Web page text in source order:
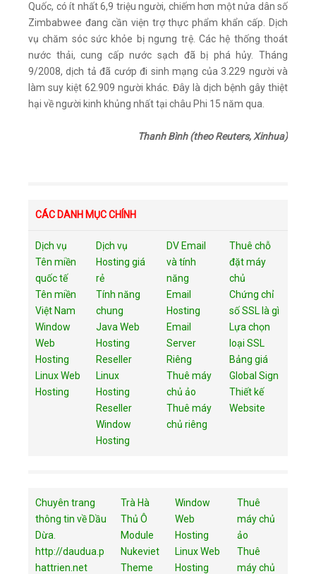
Quốc, có ít nhất 6,9 triệu người, chiếm hơn một nửa dân số
Zimbabwee đang cần viện trợ thực phẩm khẩn cấp. Dịch
vụ chăm sóc sức khỏe bị ngưng trệ. Các hệ thống thoát
nước thải, cung cấp nước sạch đã bị phá hủy. Tháng
9/2008, dịch tả đã cướp đi sinh mạng của 3.229 người và
làm suy kiệt 62.909 người khác. Đây là dịch bệnh gây thiệt
hại về người kinh khủng nhất tại châu Phi 15 năm qua.
Thanh Bình (theo Reuters, Xinhua)
CÁC DANH MỤC CHÍNH
Dịch vụ
Tên miền
quốc tế
Tên miền
Việt Nam
Window
Web
Hosting
Linux Web
Hosting
Dịch vụ
Hosting giá
rẻ
Tính năng
chung
Java Web
Hosting
Reseller
Linux
Hosting
Reseller
Window
Hosting
DV Email
và tính
năng
Email
Hosting
Email
Server
Riêng
Thuê máy
chủ ảo
Thuê máy
chủ riêng
Thuê chỗ
đặt máy
chủ
Chứng chỉ
số SSL là gì
Lựa chọn
loại SSL
Bảng giá
Global Sign
Thiết kế
Website
Chuyên trang
thông tin về Dầu
Dừa.
http://daudua.p
hattrien.net
Trà Hà
Thủ Ô
Module
Nukeviet
Theme
Window
Web
Hosting
Linux Web
Hosting
Thuê
máy chủ
ảo
Thuê
máy chủ